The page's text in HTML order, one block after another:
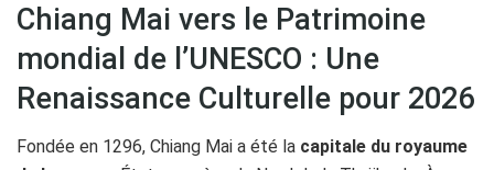
Chiang Mai vers le Patrimoine
mondial de l’UNESCO : Une
Renaissance Culturelle pour 2026
Fondée en 1296, Chiang Mai a été la capitale du royaume